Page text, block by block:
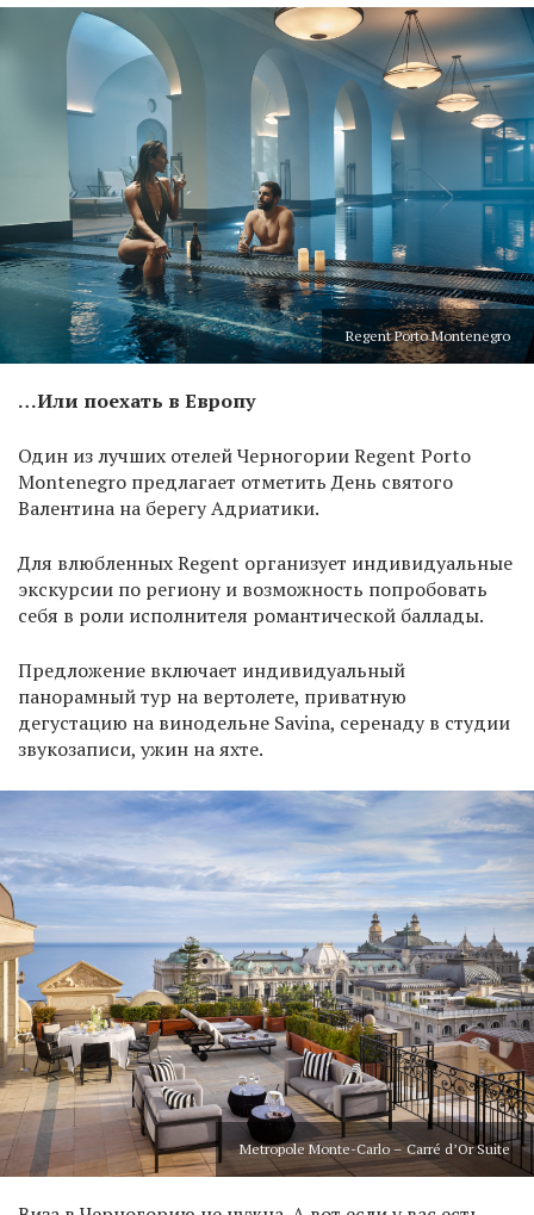
Regent Porto Montenegro
…Или поехать в Европу
Один из лучших отелей Черногории Regent Porto
Montenegro предлагает отметить День святого
Валентина на берегу Адриатики.
Для влюбленных Regent организует индивидуальные
экскурсии по региону и возможность попробовать
себя в роли исполнителя романтической баллады.
Предложение включает индивидуальный
панорамный тур на вертолете, приватную
дегустацию на винодельне Savina, серенаду в студии
звукозаписи, ужин на яхте.
Metropole Monte-Carlo – Carré d’Or Suite